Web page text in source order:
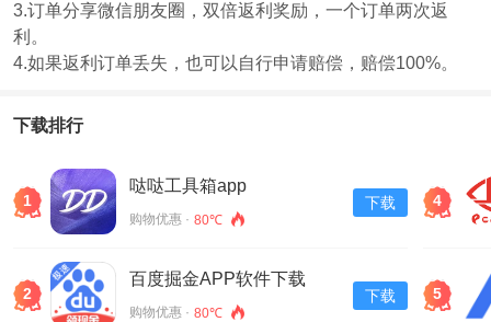
3.订单分享微信朋友圈，双倍返利奖励，一个订单两次返
利。
4.如果返利订单丢失，也可以自行申请赔偿，赔偿100%。
下载排行
1
哒哒工具箱app
购物优惠 · 80℃
下载
2
百度掘金APP软件下载
购物优惠 · 80℃
下载
4
5